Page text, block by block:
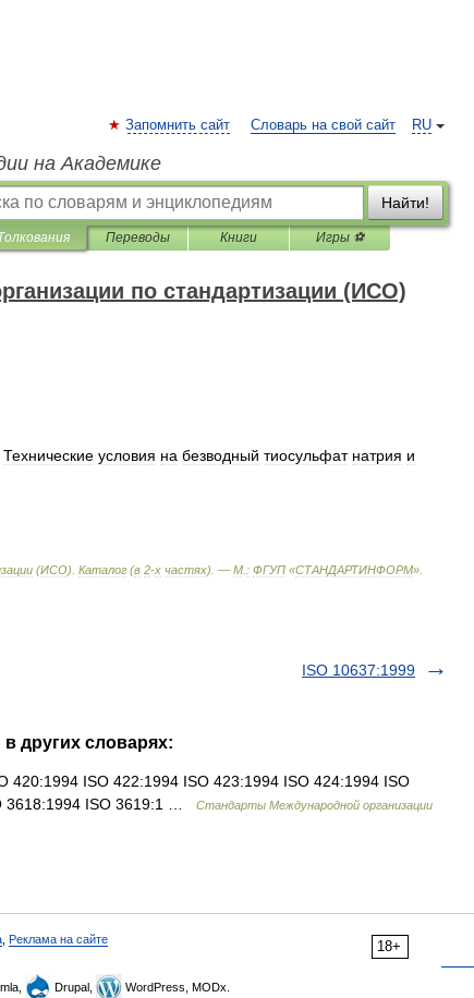
RU
Запомнить сайт Словарь на свой сайт
на Академике
Найти!
Переводы Книги Игры ⚽
по стандартизации (ИСО)
Технические условия на безводный тиосульфат натрия и
(ИСО). Каталог (в 2-х частях). — М : ФГУП «СТАНДАРТИНФОРМ»
ISO 10637:1999
других словарях:
420:1994 ISO 422:1994 ISO 423:1994 ISO 424:1994 ISO
3618:1994 ISO 3619:1 …
Стандарты Международной организации
18+
Реклама на сайте
Drupal, WordPress, MODx.